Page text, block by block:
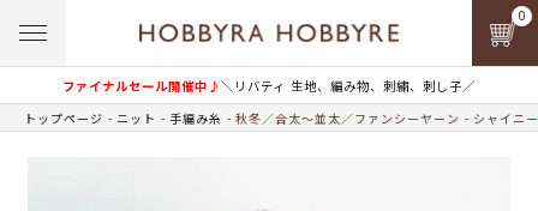
ファイナルセール開催中♪＼リバティ 生地、編み物、刺繍、刺し子／
0
トップページ ニット 手編み糸 秋冬／合太～並太／ファンシーヤーン シャイニ